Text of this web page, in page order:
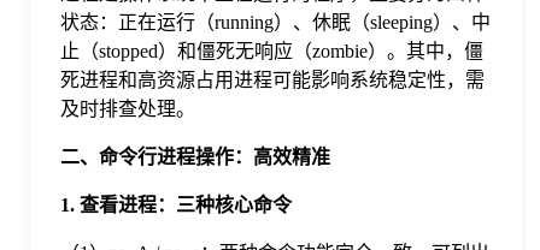
问
题
状态：正在运行（running）、休眠（sleeping）、中
止（stopped）和僵死无响应（zombie）。其中，僵
死进程和高资源占用进程可能影响系统稳定性，需
及时排查处理。
二、命令行进程操作：高效精准
1. 查看进程：三种核心命令